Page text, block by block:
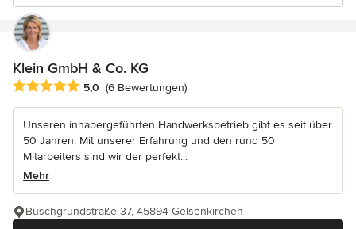
Klein GmbH & Co. KG
Durchschnittliche Bewertung: 5 von 5 Sternen
5,0 (6 Bewertungen)
Unseren inhabergeführten Handwerksbetrieb gibt es seit über
50 Jahren. Mit unserer Erfahrung und den rund 50
Mitarbeiters sind wir der perfekt...
Mehr
Buschgrundstraße 37, 45894 Gelsenkirchen